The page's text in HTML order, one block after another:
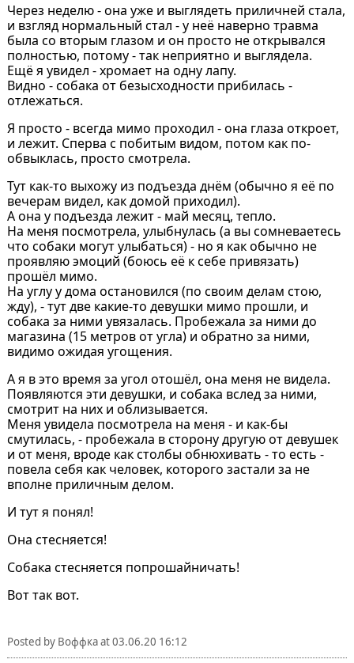
Через неделю - она уже и выглядеть приличней стала,
и взгляд нормальный стал - у неё наверно травма
была со вторым глазом и он просто не открывался
полностью, потому - так неприятно и выглядела.
Ещё я увидел - хромает на одну лапу.
Видно - собака от безысходности прибилась -
отлежаться.
Я просто - всегда мимо проходил - она глаза откроет,
и лежит. Сперва с побитым видом, потом как по-
обвыклась, просто смотрела.
Тут как-то выхожу из подъезда днём (обычно я её по
вечерам видел, как домой приходил).
А она у подъезда лежит - май месяц, тепло.
На меня посмотрела, улыбнулась (а вы сомневаетесь
что собаки могут улыбаться) - но я как обычно не
проявляю эмоций (боюсь её к себе привязать)
прошёл мимо.
На углу у дома остановился (по своим делам стою,
жду), - тут две какие-то девушки мимо прошли, и
собака за ними увязалась. Пробежала за ними до
магазина (15 метров от угла) и обратно за ними,
видимо ожидая угощения.
А я в это время за угол отошёл, она меня не видела.
Появляются эти девушки, и собака вслед за ними,
смотрит на них и облизывается.
Меня увидела посмотрела на меня - и как-бы
смутилась, - пробежала в сторону другую от девушек
и от меня, вроде как столбы обнюхивать - то есть -
повела себя как человек, которого застали за не
вполне приличным делом.
И тут я понял!
Она стесняется!
Собака стесняется попрошайничать!
Вот так вот.
Posted by Воффкаat03.06.20 16:12